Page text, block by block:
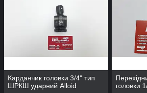
Карданчик головки 3/4" тип
ШРКШ ударний Alloid
головки